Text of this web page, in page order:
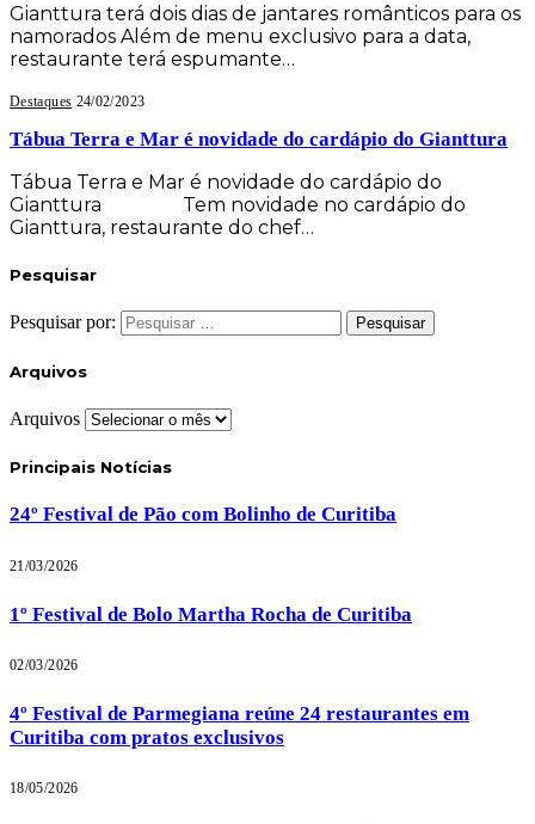
Gianttura terá dois dias de jantares românticos para os
namorados Além de menu exclusivo para a data,
restaurante terá espumante…
Destaques 24/02/2023
Tábua Terra e Mar é novidade do cardápio do Gianttura
Tábua Terra e Mar é novidade do cardápio do
Gianttura Tem novidade no cardápio do
Gianttura, restaurante do chef…
Pesquisar
Pesquisar por:
Arquivos
Arquivos
Principais Notícias
24º Festival de Pão com Bolinho de Curitiba
21/03/2026
1º Festival de Bolo Martha Rocha de Curitiba
02/03/2026
4º Festival de Parmegiana reúne 24 restaurantes em
Curitiba com pratos exclusivos
18/05/2026